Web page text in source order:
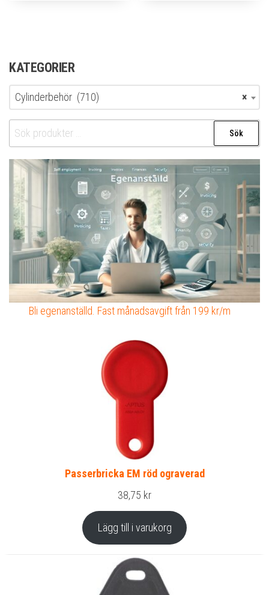
KATEGORIER
×
Cylinderbehör (710)
Sök
efter:
Sök
Bli egenanställd. Fast månadsavgift från 199 kr/m
Passerbricka EM röd ograverad
38,75 kr
Lägg till i varukorg